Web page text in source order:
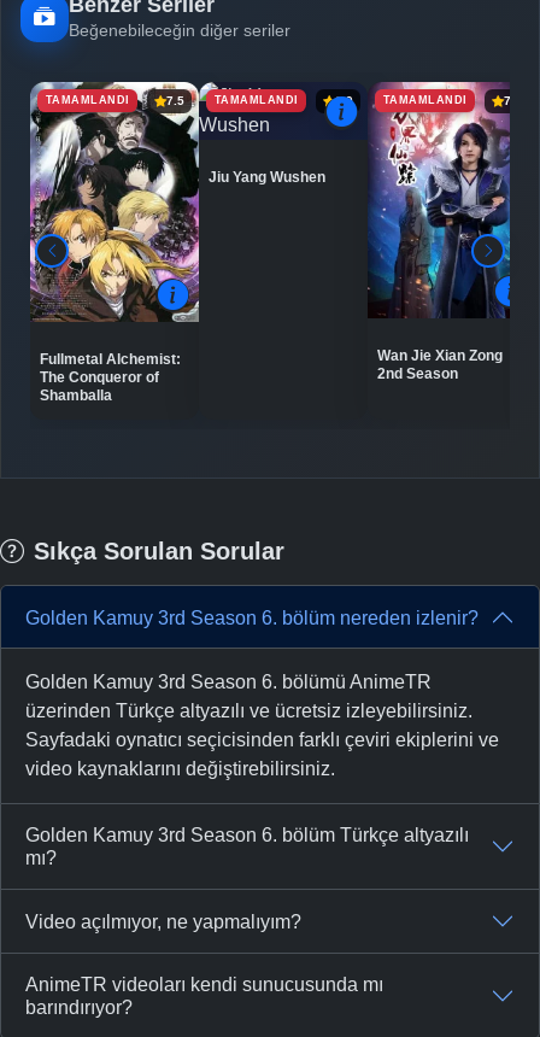
Beğenebileceğin diğer seriler
TAMAMLANDI 7.5
Fullmetal Alchemist:
The Conqueror of
Shamballa
TAMAMLANDI 6.9
Jiu Yang Wushen
TAMAMLANDI 7.2
Wan Jie Xian Zong
2nd Season
Sıkça Sorulan Sorular
Golden Kamuy 3rd Season 6. bölüm nereden izlenir?
Golden Kamuy 3rd Season 6. bölümü AnimeTR
üzerinden Türkçe altyazılı ve ücretsiz izleyebilirsiniz.
Sayfadaki oynatıcı seçicisinden farklı çeviri ekiplerini ve
video kaynaklarını değiştirebilirsiniz.
Golden Kamuy 3rd Season 6. bölüm Türkçe altyazılı
mı?
Video açılmıyor, ne yapmalıyım?
AnimeTR videoları kendi sunucusunda mı
barındırıyor?